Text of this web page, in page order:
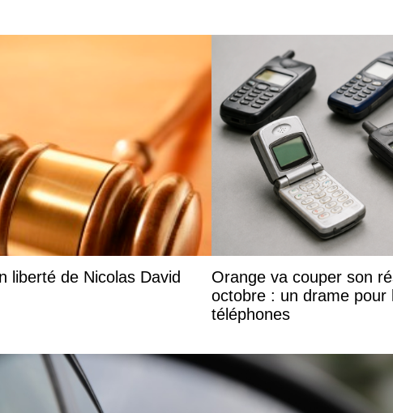
liberté de Nicolas David
Orange va couper son
octobre : un drame pour
téléphones